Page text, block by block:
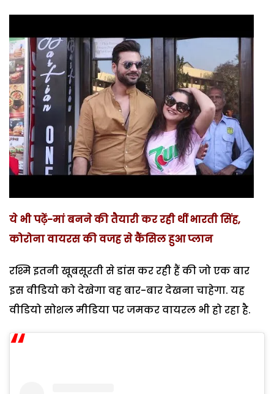
ये भी पढ़ें-मां बनने की तैयारी कर रही थीं भारती सिंह,
कोरोना वायरस की वजह से कैंसिल हुआ प्लान
रश्मि इतनी खूबसूरती से डांस कर रही हैं की जो एक बार
इस वीडियो को देखेगा वह बार-बार देखना चाहेगा. यह
वीडियो सोशल मीडिया पर जमकर वायरल भी हो रहा है.